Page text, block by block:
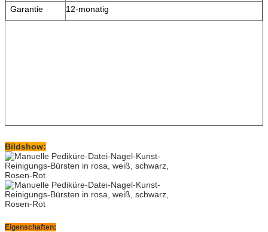
Garantie
12-monatig
Bildshow:
Eigenschaften: